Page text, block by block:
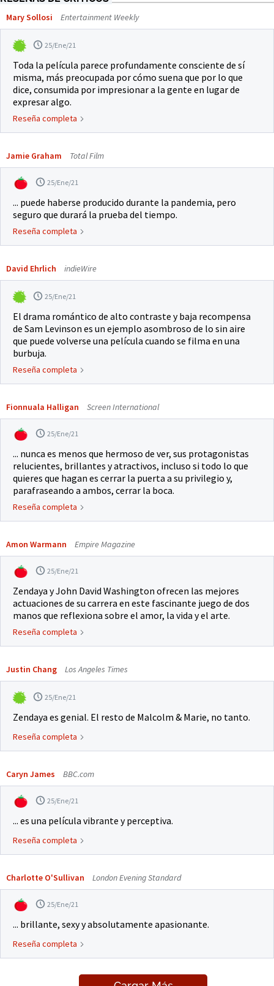
Mary Sollosi Entertainment Weekly
25/Ene/21
Toda la película parece profundamente consciente de sí
misma, más preocupada por cómo suena que por lo que
dice, consumida por impresionar a la gente en lugar de
expresar algo.
Reseña completa
Jamie Graham Total Film
25/Ene/21
... puede haberse producido durante la pandemia, pero
seguro que durará la prueba del tiempo.
Reseña completa
David Ehrlich indieWire
25/Ene/21
El drama romántico de alto contraste y baja recompensa
de Sam Levinson es un ejemplo asombroso de lo sin aire
que puede volverse una película cuando se filma en una
burbuja.
Reseña completa
Fionnuala Halligan Screen International
25/Ene/21
... nunca es menos que hermoso de ver, sus protagonistas
relucientes, brillantes y atractivos, incluso si todo lo que
quieres que hagan es cerrar la puerta a su privilegio y,
parafraseando a ambos, cerrar la boca.
Reseña completa
Amon Warmann Empire Magazine
25/Ene/21
Zendaya y John David Washington ofrecen las mejores
actuaciones de su carrera en este fascinante juego de dos
manos que reflexiona sobre el amor, la vida y el arte.
Reseña completa
Justin Chang Los Angeles Times
25/Ene/21
Zendaya es genial. El resto de Malcolm & Marie, no tanto.
Reseña completa
Caryn James BBC.com
25/Ene/21
... es una película vibrante y perceptiva.
Reseña completa
Charlotte O'Sullivan London Evening Standard
25/Ene/21
... brillante, sexy y absolutamente apasionante.
Reseña completa